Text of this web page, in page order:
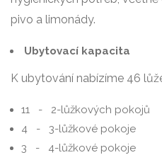
pivo a limonády.
Ubytovací kapacita
K ubytování nabízíme 46
11 - 2-lůžkových pokojů
4 - 3-lůžkové pokoje
3 - 4-lůžkové pokoje